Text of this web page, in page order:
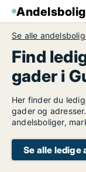
Se alle
Find
gader i
Her finder du
gader og
andelsboliger,
Se alle ledige